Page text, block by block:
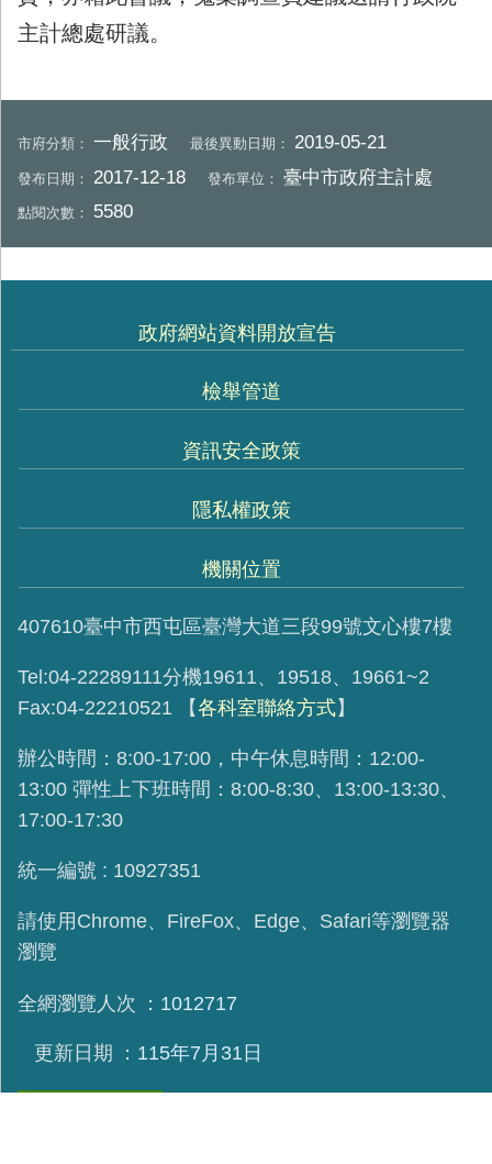
主計總處研議。
市府分類：一般行政 最後異動日期：2019-05-21
發布日期： 2017-12-18 發布單位：臺中市政府主計處
點閱次數： 5580
政府網站資料開放宣告
檢舉管道
資訊安全政策
隱私權政策
機關位置
407610臺中市西屯區臺灣大道三段99號文心樓7樓
Tel:04-22289111分機19611、19518、19661~2
Fax:04-22210521
【各科室聯絡方式】
辦公時間：8:00-17:00，中午休息時間：12:00-
13:00 彈性上下班時間：8:00-8:30、13:00-13:30、
17:00-17:30
統一編號 : 10927351
請使用 Chrome、FireFox、Edge、Safari等瀏覽器
瀏覽
全網瀏覽人次 1012717
更新日期 115年7月31日